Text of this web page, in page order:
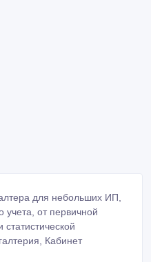
для небольших ИП,
учета, от первичной
Кабинет